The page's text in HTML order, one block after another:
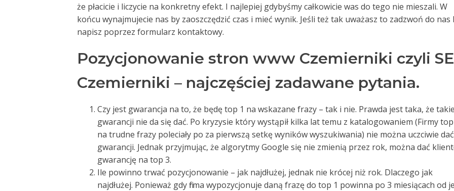
że płacicie i liczycie na konkretny efekt. I najlepiej gdybyśmy całkowicie was do tego nie mieszali. W
końcu wynajmujecie nas by zaoszczędzić czas i mieć wynik. Jeśli też tak uważasz to zadzwoń do nas
napisz poprzez formularz kontaktowy.
Pozycjonowanie stron www Czemierniki czyli
Czemierniki – najczęściej zadawane pytania.
Czy jest gwarancja na to, że będę top 1 na wskazane frazy – tak i nie. Prawda jest taka, że
gwarancji nie da się dać. Po kryzysie który wystąpił kilka lat temu z katalogowaniem (Firmy top
na trudne frazy poleciały po za pierwszą setkę wyników wyszukiwania) nie można uczciwie dać
gwarancji. Jednak przyjmując, że algorytmy Google się nie zmienią przez rok, można dać
gwarancję na top 3.
Ile powinno trwać pozycjonowanie – jak najdłużej, jednak nie krócej niż rok. Dlaczego jak
najdłużej. Ponieważ gdy firma wypozycjonuje daną frazę do top 1 powinna po 3 miesiącach od